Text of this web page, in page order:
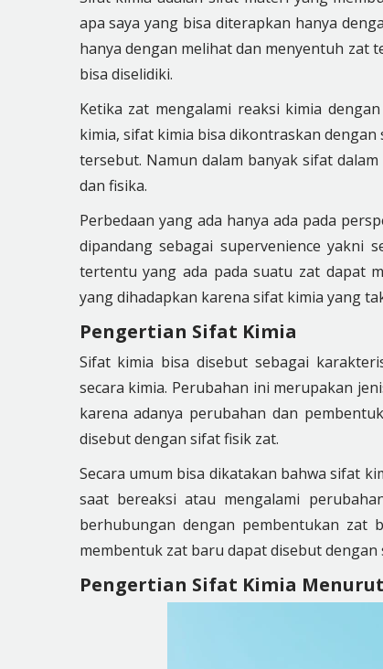
apa saya yang bisa diterapkan hanya
hanya dengan melihat dan menyentuh
bisa diselidiki.
Ketika zat mengalami reaksi kimia
kimia, sifat kimia bisa dikontraskan
tersebut. Namun dalam banyak sifat
dan fisika.
Perbedaan yang ada hanya ada pada
dipandang sebagai supervenience yakni
tertentu yang ada pada suatu zat dapat
yang dihadapkan karena sifat kimia yang
Pengertian Sifat Kimia
Sifat kimia bisa disebut sebagai
secara kimia. Perubahan ini merupakan
karena adanya perubahan dan
disebut dengan sifat fisik zat.
Secara umum bisa dikatakan bahwa sifat
saat bereaksi atau mengalami
berhubungan dengan pembentukan zat
membentuk zat baru dapat disebut dengan
Pengertian Sifat Kimia